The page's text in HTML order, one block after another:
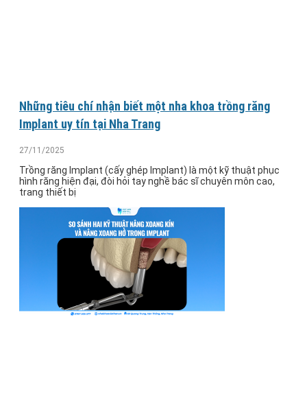
Những tiêu chí nhận biết một nha khoa trồng răng
Implant uy tín tại Nha Trang
27/11/2025
Trồng răng Implant (cấy ghép Implant) là một kỹ thuật phục
hình răng hiện đại, đòi hỏi tay nghề bác sĩ chuyên môn cao,
trang thiết bị